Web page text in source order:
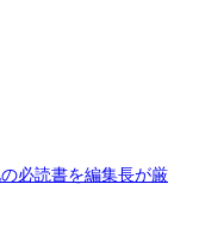
必読書を編集長が厳